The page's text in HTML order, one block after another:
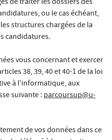
ou le cas échéant,
structures chargées de la
candidatures.
vous concernant et exercer
38, 39, 40 et 40-1 de la loi
à l'informatique, aux
suivante : parcoursup@u-
de vos données dans ce